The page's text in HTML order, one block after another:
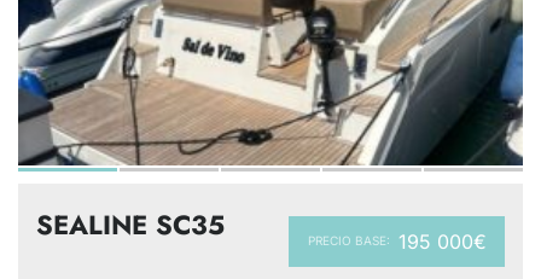
PRECIO BASE: 195 000€
SEALINE SC35